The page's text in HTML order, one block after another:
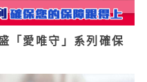
「愛唯守」系列確保